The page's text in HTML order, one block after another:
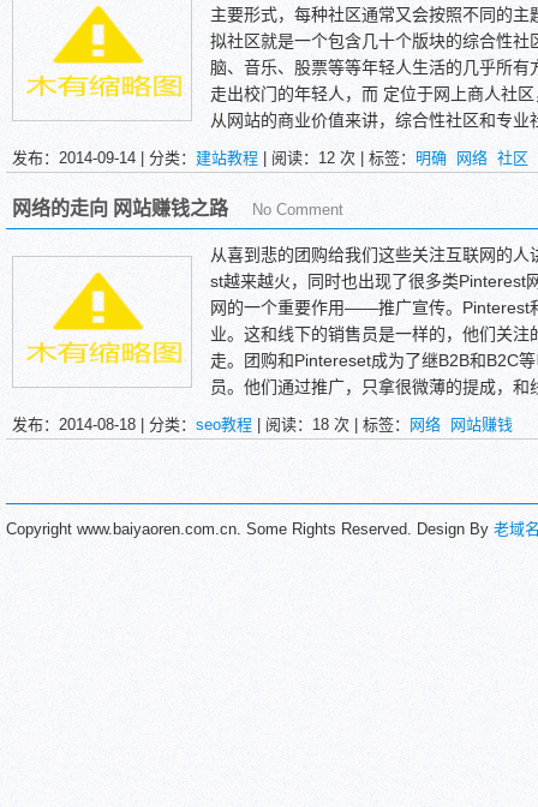
主要形式，每种社区通常又会按照不同的
拟社区就是一个包含几十个版块的综合性
脑、音乐、股票等等年轻人生活的几乎所
走出校门的年轻人，而 定位于网上商人社
从网站的商业价值来讲，综合性社区和专
人气，首先取得网民的注意力，然后通过
往往直接蕴涵者商机，例如一个关于汽车
者。
发布：2014-09-14 | 分类： 建站教程 | 阅读： 12 次 | 标签： 明确 网络 社区
网络的走向 网站赚钱之路 No Comment
从喜到悲的团购给我们这些关注互联网的
st越来越火，同时也出现了很多类Pinterest
网的一个重要作用——推广宣传。Pinterest
业。这和线下的销售员是一样的，他们关
走。团购和Pintereset成为了继B2B和B2C
员。他们通过推广，只拿很微薄的提成，
样。为什么他们仍能通过这种方法赚钱呢
发布：2014-08-18 | 分类： seo教程 | 阅读： 18 次 | 标签： 网络 网站赚钱
Copyright www.baiyaoren.com.cn. Some Rights Reserved. Design By 老域